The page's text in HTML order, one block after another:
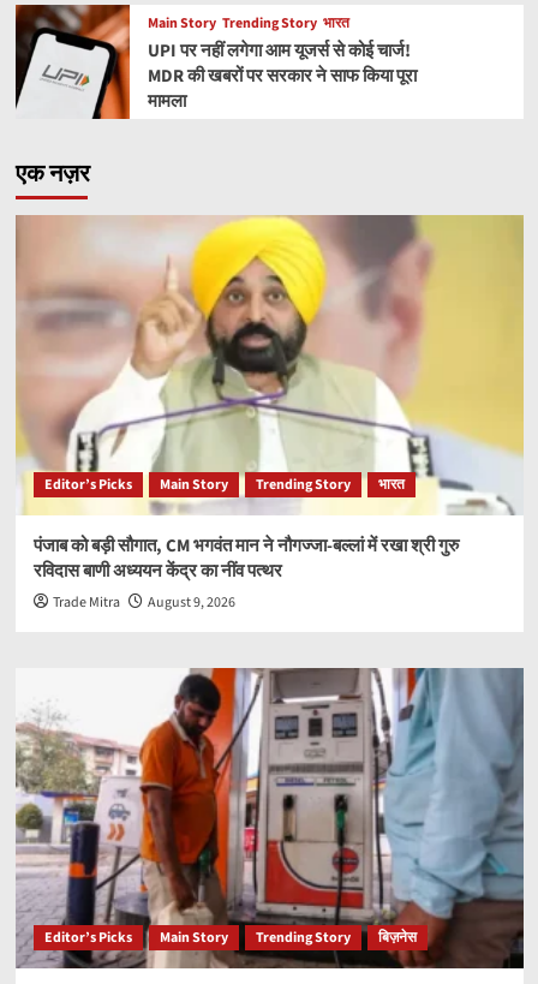
Main Story Trending Story भारत
UPI पर नहीं लगेगा आम यूजर्स से कोई चार्ज!
MDR की खबरों पर सरकार ने साफ किया पूरा
मामला
एक नज़र
Editor’s Picks Main Story Trending Story भारत
पंजाब को बड़ी सौगात, CM भगवंत मान ने नौगज्जा-बल्लां में रखा श्री गुरु
रविदास बाणी अध्ययन केंद्र का नींव पत्थर
Trade Mitra August 9, 2026
Editor’s Picks Main Story Trending Story बिज़नेस